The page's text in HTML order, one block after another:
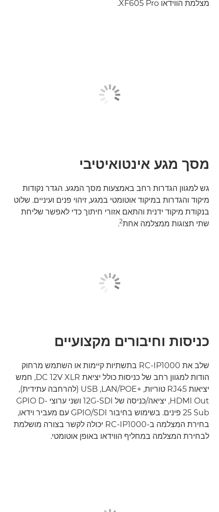
מצלמת הווידאו XF605 Pro.
מסך מגע אינטואיטיבי
גש למגוון הגדרות רחב באמצעות מסך המגע. הגדר נקודות
מיקוד והגדרות במיקוד אוטומטי במגע, זיהוי פנים ועיניים. שלוט
בנקודת מיקוד ידנית והתאם אזורי חיתוך כדי לאפשר שליחת
שתי תצוגות ממצלמה אחת2
.
כניסות וחיבורים מקצועיים
שלב את RC-IP1000 בתשתיות קיימות או השתמש מרחוק
הודות למגוון רחב של כניסות כולל יציאת DC 12V XLR, חמש
יציאות RJ45 טוריות, LAN/POE+‎,‏ USB (להרחבה עתידית),
HDMI Out, יציאה/כניסה של 12G-SDI ושני ערוצי GPIO D-
Sub‏ 25 פינים. בשימוש בחיבור GPIO/SDI עם מעביר וידאו,
בחירת המצלמה ב-RC-IP1000 יכולה לקשר בצורה מושלמת
לבחירת המצלמה במחליף הווידאו באופן אוטומטי.